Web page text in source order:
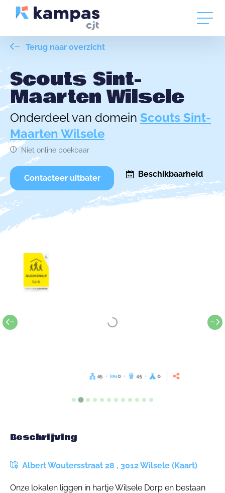
Terug naar overzicht
Scouts Sint-
Maarten Wilsele
Onderdeel van domein Scouts Sint-
Maarten Wilsele
Niet online boekbaar
Contacteer uitbater Beschikbaarheid
45 0 45 0
Beschrijving
Albert Woutersstraat 28 , 3012 Wilsele (Kaart)
Onze lokalen liggen in hartje Wilsele Dorp en bestaan